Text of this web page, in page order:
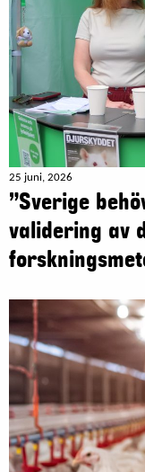
25 juni, 2026
”Sverige
validering av